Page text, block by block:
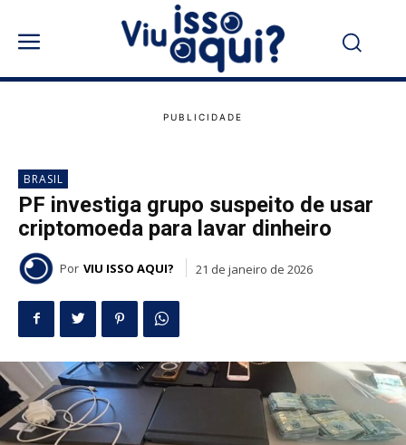
BRASIL
PF investiga grupo suspeito de usar
criptomoeda para lavar dinheiro
Por VIU ISSO AQUI? 21 de janeiro de 2026